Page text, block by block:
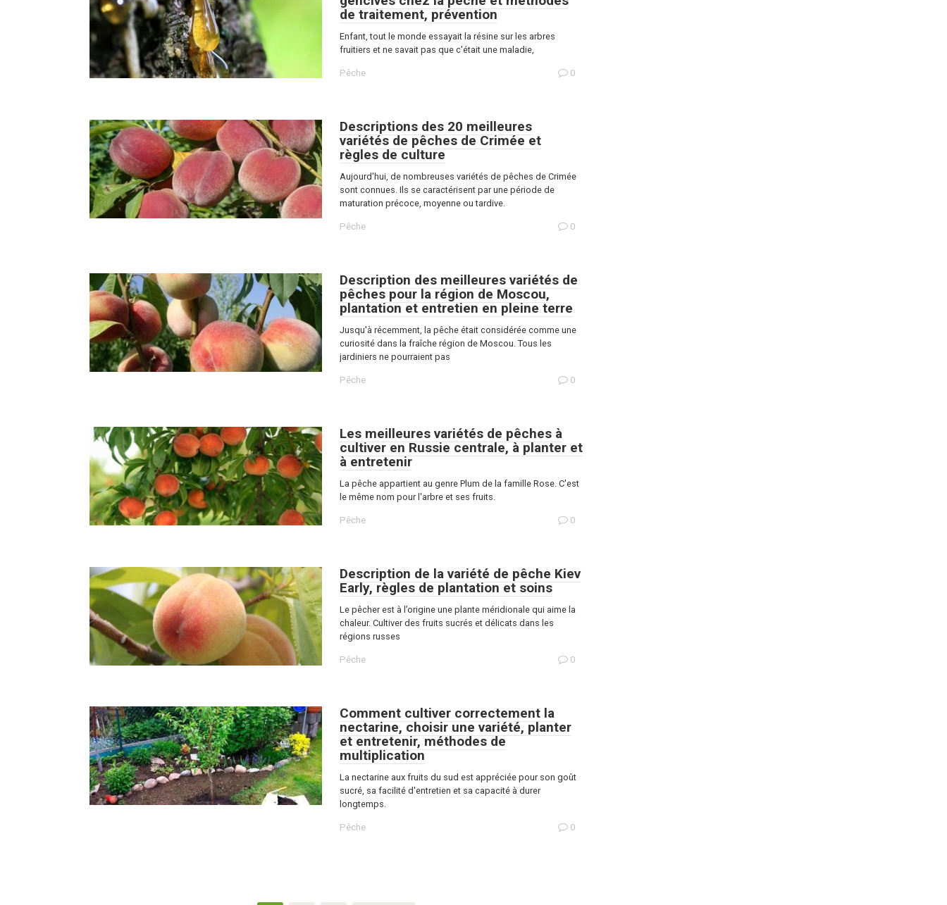
de traitement, prévention
Enfant, tout le monde essayait la résine sur les arbres
fruitiers et ne savait pas que c'était une maladie,
Pêche 0
Descriptions des 20 meilleures
variétés de pêches de Crimée et
règles de culture
Aujourd'hui, de nombreuses variétés de pêches de Crimée
sont connues. Ils se caractérisent par une période de
maturation précoce, moyenne ou tardive.
Pêche 0
Description des meilleures variétés de
pêches pour la région de Moscou,
plantation et entretien en pleine terre
Jusqu'à récemment, la pêche était considérée comme une
curiosité dans la fraîche région de Moscou. Tous les
jardiniers ne pourraient pas
Pêche 0
Les meilleures variétés de pêches à
cultiver en Russie centrale, à planter et
à entretenir
La pêche appartient au genre Plum de la famille Rose. C'est
le même nom pour l'arbre et ses fruits.
Pêche 0
Description de la variété de pêche Kiev
Early, règles de plantation et soins
Le pêcher est à l’origine une plante méridionale qui aime la
chaleur. Cultiver des fruits sucrés et délicats dans les
régions russes
Pêche 0
Comment cultiver correctement la
nectarine, choisir une variété, planter
et entretenir, méthodes de
multiplication
La nectarine aux fruits du sud est appréciée pour son goût
sucré, sa facilité d'entretien et sa capacité à durer
longtemps.
Pêche 0